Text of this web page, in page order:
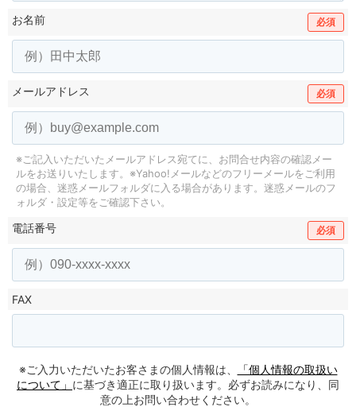
お名前 必須
メールアドレス 必須
※ご記入いただいたメールアドレス宛てに、お問合せ内容の確認メー
ルをお送りいたします。 ※Yahoo!メールなどのフリーメールをご利用
の場合、迷惑メールフォルダに入る場合があります。 迷惑メールのフ
ォルダ・設定等をご確認下さい。
電話番号 必須
FAX
※ご入力いただいたお客さまの個人情報は、
「個人情報の取扱い
について」 に基づき適正に取り扱います。必ずお読みになり、同
意の上お問い合わせください。